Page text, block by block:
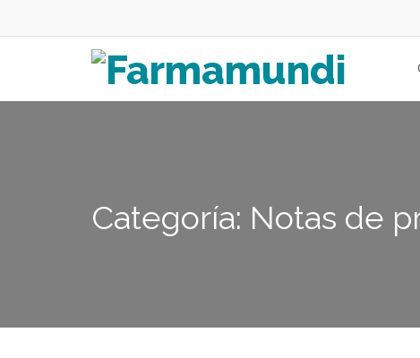
Categoría: Notas de